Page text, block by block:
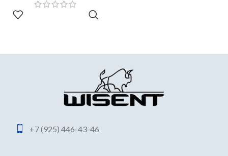
+7 (925) 446-43-46